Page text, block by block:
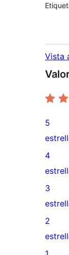
Vista
6
de
5
5
0
de
4
4
0
de
3
3
0
2